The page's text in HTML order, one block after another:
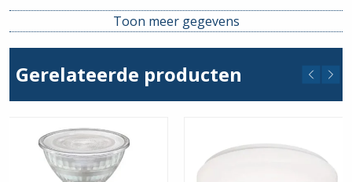
Kleurtemperatuur
3000
IP54
Toon meer gegevens
Gerelateerde producten